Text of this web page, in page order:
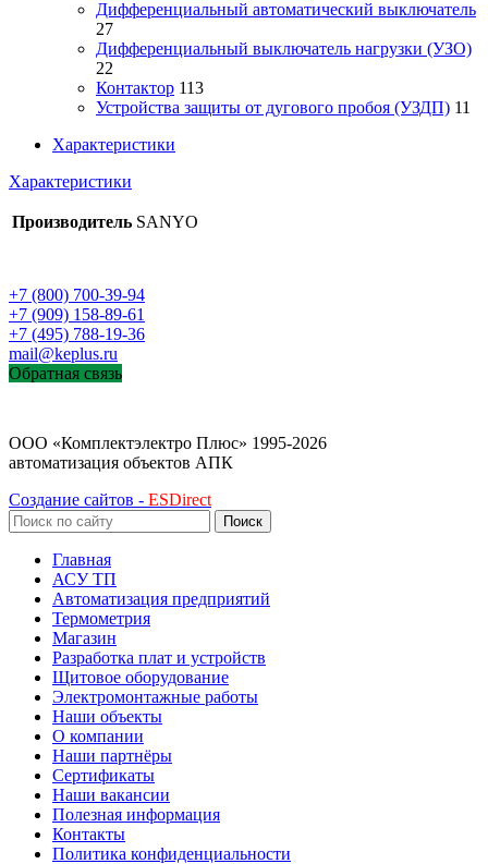
Дифференциальный автоматический выключатель
27
Дифференциальный выключатель нагрузки (УЗО)
22
Контактор 113
Устройства защиты от дугового пробоя (УЗДП) 11
Характеристики
Характеристики
Производитель SANYO
+7 (800) 700-39-94
+7 (909) 158-89-61
+7 (495) 788-19-36
mail@keplus.ru
Обратная связь
ООО «Комплектэлектро Плюс» 1995-2026
автоматизация объектов АПК
Создание сайтов - ESDirect
Поиск
Главная
АСУ ТП
Автоматизация предприятий
Термометрия
Магазин
Разработка плат и устройств
Щитовое оборудование
Электромонтажные работы
Наши объекты
О компании
Наши партнёры
Сертификаты
Наши вакансии
Полезная информация
Контакты
Политика конфиденциальности